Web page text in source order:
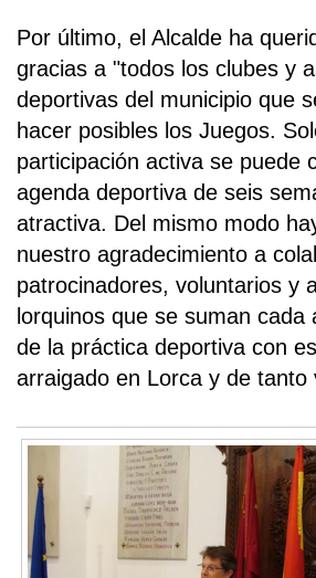
Por último, el Alcalde ha
gracias a "todos los clubes y
deportivas del municipio que
hacer posibles los Juegos.
participación activa se puede
agenda deportiva de seis
atractiva. Del mismo modo
nuestro agradecimiento a
patrocinadores, voluntarios y
lorquinos que se suman cada
de la práctica deportiva con
arraigado en Lorca y de tanto